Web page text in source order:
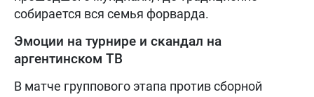
собирается вся семья форварда.
Эмоции на турнире и скандал на
аргентинском ТВ
В матче группового этапа против сборной